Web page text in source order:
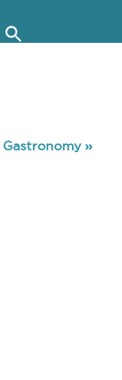
Gastronomy»